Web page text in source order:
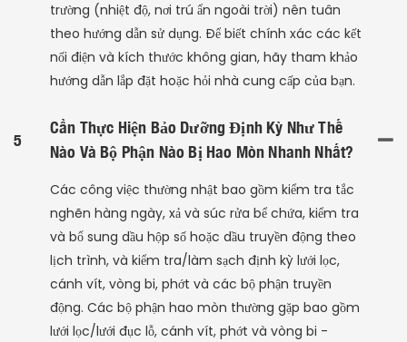
trường (nhiệt độ, nơi trú ẩn ngoài trời) nên tuân
theo hướng dẫn sử dụng. Để biết chính xác các kết
nối điện và kích thước không gian, hãy tham khảo
hướng dẫn lắp đặt hoặc hỏi nhà cung cấp của bạn.
5
Cần Thực Hiện Bảo Dưỡng Định Kỳ Như Thế
Nào Và Bộ Phận Nào Bị Hao Mòn Nhanh Nhất?
Các công việc thường nhật bao gồm kiểm tra tắc
nghẽn hàng ngày, xả và súc rửa bể chứa, kiểm tra
và bổ sung dầu hộp số hoặc dầu truyền động theo
lịch trình, và kiểm tra/làm sạch định kỳ lưới lọc,
cánh vít, vòng bi, phớt và các bộ phận truyền
động. Các bộ phận hao mòn thường gặp bao gồm
lưới lọc/lưới đục lỗ, cánh vít, phớt và vòng bi -